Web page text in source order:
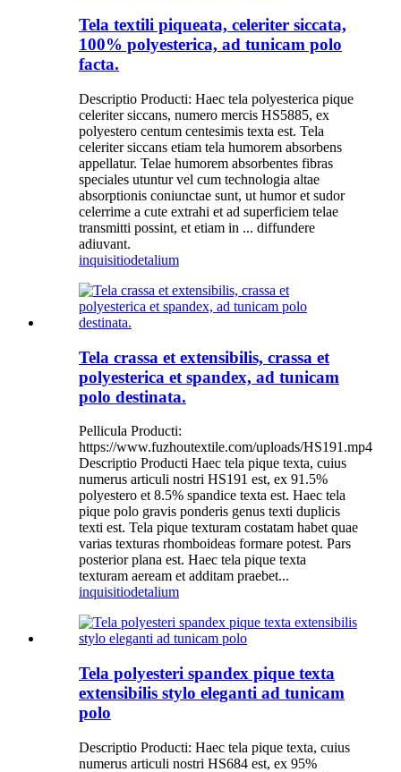
Tela textili piqueata, celeriter siccata,
100% polyesterica, ad tunicam polo
facta.
Descriptio Producti: Haec tela polyesterica pique
celeriter siccans, numero mercis HS5885, ex
polyestero centum centesimis texta est. Tela
celeriter siccans etiam tela humorem absorbens
appellatur. Telae humorem absorbentes fibras
speciales utuntur vel cum technologia altae
absorptionis coniunctae sunt, ut humor et sudor
celerrime a cute extrahi et ad superficiem telae
transmitti possint, et etiam in ... diffundere
adiuvant.
inquisitiodetalium
Tela crassa et extensibilis, crassa et
polyesterica et spandex, ad tunicam
polo destinata.
Pellicula Producti:
https://www.fuzhoutextile.com/uploads/HS191.mp4
Descriptio Producti Haec tela pique texta, cuius
numerus articuli nostri HS191 est, ex 91.5%
polyestero et 8.5% spandice texta est. Haec tela
pique polo gravis ponderis genus texti duplicis
texti est. Tela pique texturam costatam habet quae
varias texturas rhomboideas formare potest. Pars
posterior plana est. Haec tela pique texta
texturam aeream et additam praebet...
inquisitiodetalium
Tela polyesteri spandex pique texta
extensibilis stylo eleganti ad tunicam
polo
Descriptio Producti: Haec tela pique texta, cuius
numerus articuli nostri HS684 est, ex 95%